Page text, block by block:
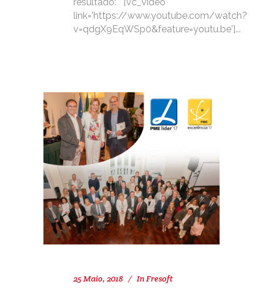
resultado: [vc_video
link='https://www.youtube.com/watch?
v=qdgX9EqWSp0&feature=youtu.be']...
25 Maio, 2018 InFresoft